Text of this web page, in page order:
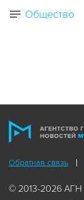
Общество
Обратная связь
© 2013-2026 АГН